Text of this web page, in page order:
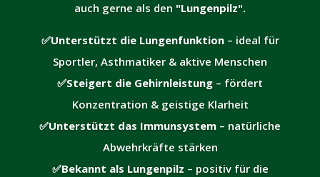
auch gerne als den "Lungenpilz".
✅Unterstützt die Lungenfunktion– ideal für
Sportler, Asthmatiker & aktive Menschen
✅Steigert die Gehirnleistung – fördert
Konzentration & geistige Klarheit
✅Unterstützt das Immunsystem – natürliche
Abwehrkräfte stärken
✅Bekannt als Lungenpilz – positiv für die